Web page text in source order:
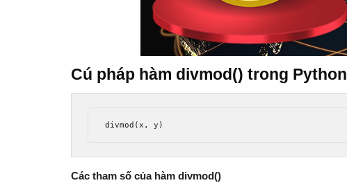
Cú pháp hàm divmod() trong Python
divmod (x , y )
Các tham số của hàm divmod()